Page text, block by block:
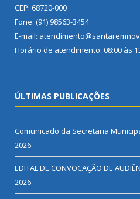
CEP: 68720-000
Fone: (91) 98563-3454
E-mail:
Horário de atendimento: 08:00 às
ÚLTIMAS PUBLICAÇÕES
Comunicado da Secretaria
2026
EDITAL DE CONVOCAÇÃO DE
2026